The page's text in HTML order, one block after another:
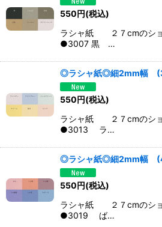
550円(税込)
ラシャ紙 ２７cmのショ
●3007 黒 …
◎ラシャ紙◎細2mm幅
550円(税込)
ラシャ紙 ２７cmのショ
●3013 ラ…
◎ラシャ紙◎細2mm幅
550円(税込)
ラシャ紙 ２７cmのショ
●3019 ば…